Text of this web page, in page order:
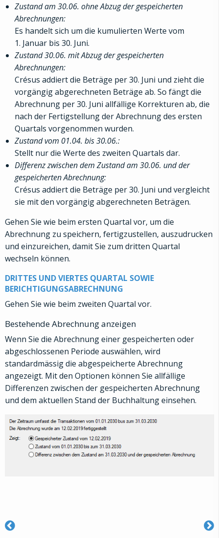
Zustand am 30.06. ohne Abzug der gespeicherten
Abrechnungen:
Es handelt sich um die kumulierten Werte vom
1. Januar bis 30. Juni.
Zustand 30.06. mit Abzug der gespeicherten
Abrechnungen:
Crésus addiert die Beträge per 30. Juni und zieht die
vorgängig abgerechneten Beträge ab. So fängt die
Abrechnung per 30. Juni allfällige Korrekturen ab, die
nach der Fertigstellung der Abrechnung des ersten
Quartals vorgenommen wurden.
Zustand vom 01.04. bis 30.06.:
Stellt nur die Werte des zweiten Quartals dar.
Differenz zwischen dem Zustand am 30.06. und der
gespeicherten Abrechnung:
Crésus addiert die Beträge per 30. Juni und vergleicht
sie mit den vorgängig abgerechneten Beträgen.
Gehen Sie wie beim ersten Quartal vor, um die
Abrechnung zu speichern, fertigzustellen, auszudrucken
und einzureichen, damit Sie zum dritten Quartal
wechseln können.
DRITTES UND VIERTES QUARTAL SOWIE
BERICHTIGUNGSABRECHNUNG
Gehen Sie wie beim zweiten Quartal vor.
Bestehende Abrechnung anzeigen
Wenn Sie die Abrechnung einer gespeicherten oder
abgeschlossenen Periode auswählen, wird
standardmässig die abgespeicherte Abrechnung
angezeigt. Mit den Optionen können Sie allfällige
Differenzen zwischen der gespeicherten Abrechnung
und dem aktuellen Stand der Buchhaltung einsehen.